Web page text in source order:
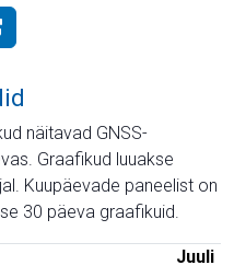
näitavad GNSS-
Graafikud luuakse
Kuupäevade paneelist on
30 päeva graafikuid.
Juuli